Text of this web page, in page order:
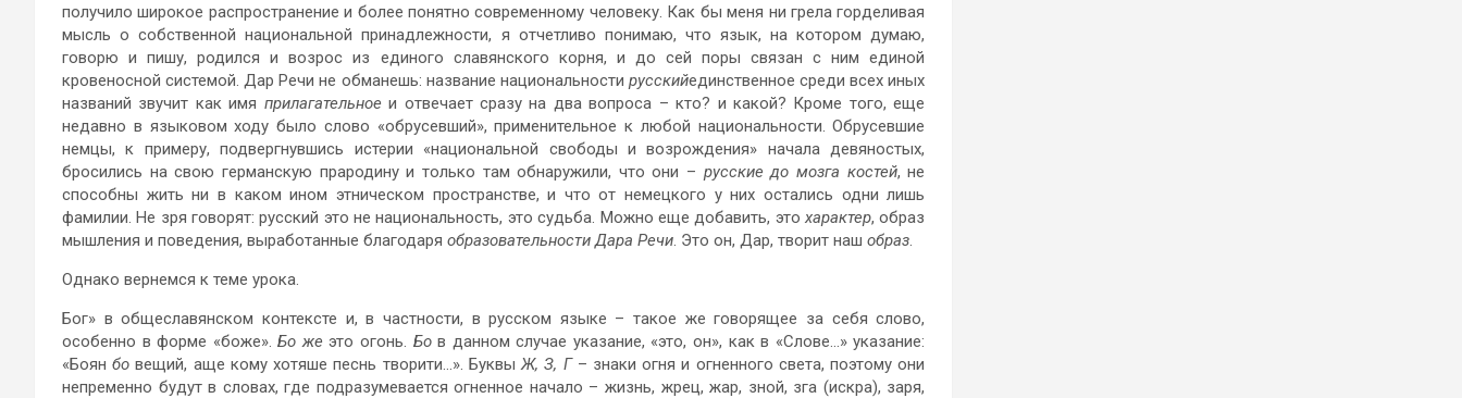
получило широкое распространение и более понятно современному человеку. Как бы меня ни грела горделивая
мысль о собственной национальной принадлежности, я отчетливо понимаю, что язык, на котором думаю,
говорю и пишу, родился и возрос из единого славянского корня, и до сей поры связан с ним единой
кровеносной системой. Дар Речи не обманешь: название национальности русскийединственное среди всех иных
названий звучит как имя прилагательное и отвечает сразу на два вопроса – кто? и какой? Кроме того, еще
недавно в языковом ходу было слово «обрусевший», применительное к любой национальности. Обрусевшие
немцы, к примеру, подвергнувшись истерии «национальной свободы и возрождения» начала девяностых,
бросились на свою германскую прародину и только там обнаружили, что они – русские до мозга костей, не
способны жить ни в каком ином этническом пространстве, и что от немецкого у них остались одни лишь
фамилии. Не зря говорят: русский это не национальность, это судьба. Можно еще добавить, это характер, образ
мышления и поведения, выработанные благодаря образовательности Дара Речи. Это он, Дар, творит наш образ.
Однако вернемся к теме урока.
Бог» в общеславянском контексте и, в частности, в русском языке – такое же говорящее за себя слово,
особенно в форме «боже».Бо же это огонь. Бов данном случае указание, «это, он», как в «Слове…» указание:
«Боянбо вещий, аще кому хотяше песнь творити…». БуквыЖ, З, Г– знаки огня и огненного света, поэтому они
непременно будут в словах, где подразумевается огненное начало – жизнь, жрец, жар, зной, зга (искра), заря,